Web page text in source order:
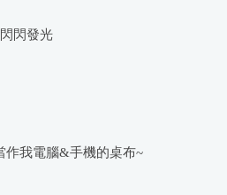
閃發光
作我電腦&手機的桌布~